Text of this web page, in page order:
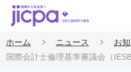
ホーム ニュース お
国際会計士倫理基準審議会（